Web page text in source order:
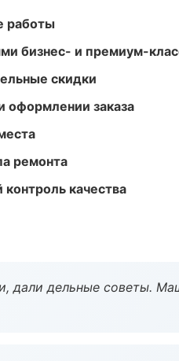
работы
бизнес- и премиум-
скидки
оформлении заказа
ремонта
качества
дали дельные советы.